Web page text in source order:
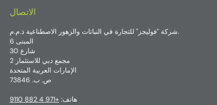
الاتصال
شركة "فوليجز" للتجارة في النباتات والزهور الاصطناعية ذ.م.م.
المبنى 6
شارع 30
مجمع دبي للاستثمار 2
الإمارات العربية المتحدة
ص. ب. 73846
هاتف: +971 4 882 9110